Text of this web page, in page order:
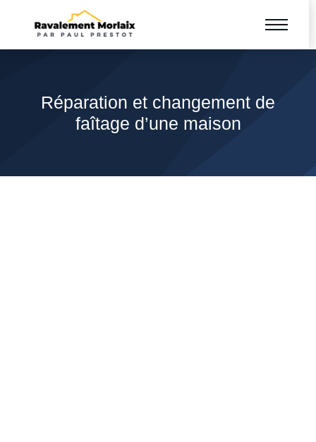
Réparation et changement de
faîtage d’une maison